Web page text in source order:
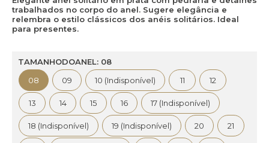
trabalhados no corpo do anel. Sugere elegância e
relembra o estilo clássicos dos anéis solitários. Ideal
para presentes.
TAMANHODOANEL: 08
08
09 10 (Indisponível) 11 12
13 14 15 16 17 (Indisponível)
18 (Indisponível) 19 (Indisponível) 20 21